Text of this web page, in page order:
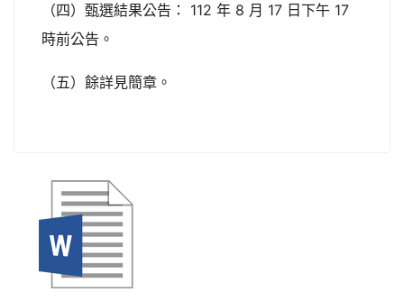
（四）甄選結果公告： 112 年 8 月 17 日下午 17
時前公告。
（五）餘詳見簡章。